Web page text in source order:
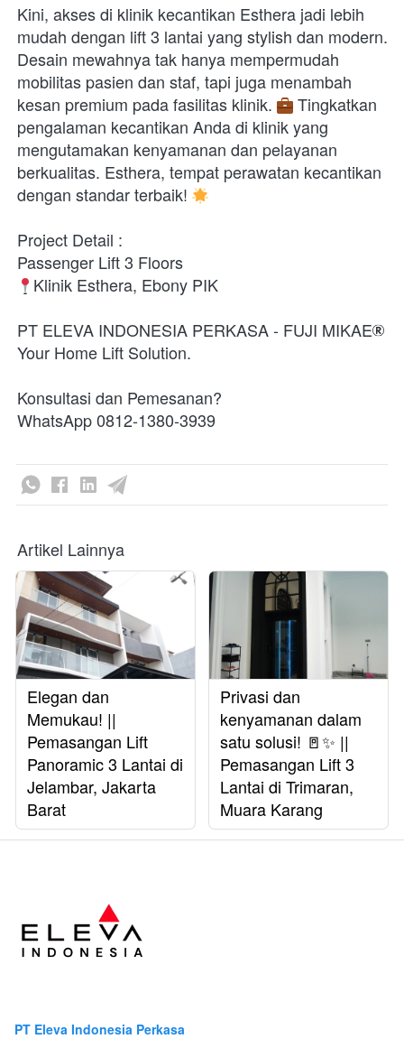
Kini, akses di klinik kecantikan Esthera jadi lebih
mudah dengan lift 3 lantai yang stylish dan modern.
Desain mewahnya tak hanya mempermudah
mobilitas pasien dan staf, tapi juga menambah
kesan premium pada fasilitas klinik.
Tingkatkan
pengalaman kecantikan Anda di klinik yang
mengutamakan kenyamanan dan pelayanan
berkualitas. Esthera, tempat perawatan kecantikan
dengan standar terbaik!
Project Detail :
Passenger Lift 3 Floors
Klinik Esthera, Ebony PIK
PT ELEVA INDONESIA PERKASA - FUJI MIKAE
Your Home Lift Solution.
Konsultasi dan Pemesanan?
WhatsApp 0812-1380-3939
Artikel Lainnya
Elegan dan
Memukau! ||
Pemasangan Lift
Panoramic 3 Lantai di
Jelambar, Jakarta
Barat
Privasi dan
kenyamanan dalam
satu solusi! 🚪✨ ||
Pemasangan Lift 3
Lantai di Trimaran,
Muara Karang
PT Eleva Indonesia Perkasa